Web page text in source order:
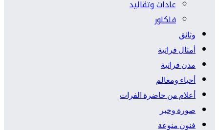
عادات وتقاليد
فلكلور
وثائق
أمثال فراتية
مدن فراتية
أحياء ومعالم
أعلام من حاضرة الفرات
صورة وخبر
فنون منوعة